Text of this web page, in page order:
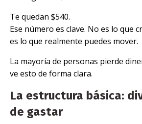
Te quedan $540.
Ese número es clave. No es lo que
es lo que realmente puedes mover.
La mayoría de personas pierde
ve esto de forma clara.
La estructura básica:
de gastar